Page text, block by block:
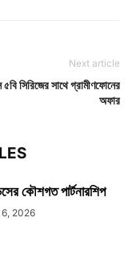
Next article
সিরিজের সাথে গ্রামীণফোনের
অফার
কৌশগত পার্টনারশিপ
2026